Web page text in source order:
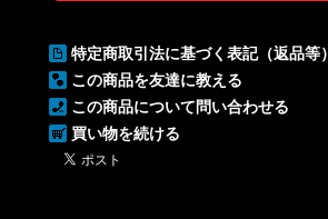
特定商取引法に基づく表記（返品等）
この商品を友達に教える
この商品について問い合わせる
買い物を続ける